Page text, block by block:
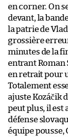
en corner. On
devant, la
la patrie de
grossière
minutes de la
entrant Roman
en retrait pour
Totalement
ajuste Kozáčik
peut plus, il est
défense
équipe pousse,